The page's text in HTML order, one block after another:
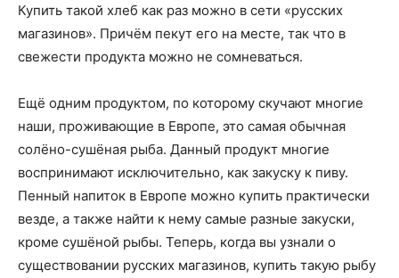
Купить такой хлеб как раз можно в сети «русских
магазинов». Причём пекут его на месте, так что в
свежести продукта можно не сомневаться.
Ещё одним продуктом, по которому скучают многие
наши, проживающие в Европе, это самая обычная
солёно-сушёная рыба. Данный продукт многие
воспринимают исключительно, как закуску к пиву.
Пенный напиток в Европе можно купить практически
везде, а также найти к нему самые разные закуски,
кроме сушёной рыбы. Теперь, когда вы узнали о
существовании русских магазинов, купить такую рыбу